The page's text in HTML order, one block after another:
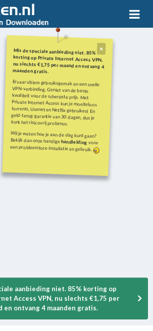
Mis de speciale aanbieding niet. 85%
korting op Private Internet Access VPN,
nu slechts €1,75 per maand en ontvang 4
maanden gratis.
Ervaar ultiem gebruiksgemak en een snelle
VPN-verbinding. Geniet van de beste
kwaliteit voor de scherpste prijs. Met
Private Internet Access kun je moeiteloos
torrents, Usenet en Netflix gebruiken! En
geld-terug-garantie van 30 dagen, dus je
kunt het risicovrij proberen.
Wil je weten hoe je aan de slag kunt gaan?
Bekijk dan onze handigehandleiding voor
een probleemloze installatie en gebruik.
aanbieding niet. 85% korting op
Access VPN, nu slechts €1,75 per
en ontvang 4 maanden gratis.